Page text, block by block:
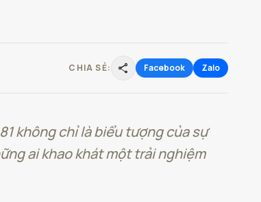
CHIA SẺ: share Facebook Zalo
không chỉ là biểu tượng của sự
ai khao khát một trải nghiệm